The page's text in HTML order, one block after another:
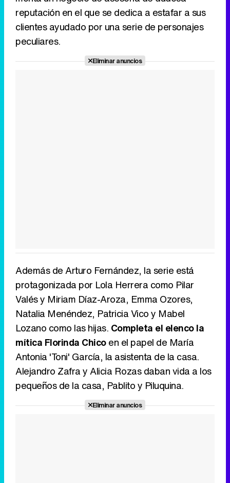
reputación en el que se dedica a estafar a sus
clientes ayudado por una serie de personajes
peculiares.
Eliminar anuncios
Además de Arturo Fernández, la serie está
protagonizada por Lola Herrera como Pilar
Valés y Miriam Díaz-Aroza, Emma Ozores,
Natalia Menéndez, Patricia Vico y Mabel
Lozano como las hijas. Completa el elenco la
mítica Florinda Chicoen el papel de María
Antonia 'Toni' García, la asistenta de la casa.
Alejandro Zafra y Alicia Rozas daban vida a los
pequeños de la casa, Pablito y Piluquina.
Eliminar anuncios